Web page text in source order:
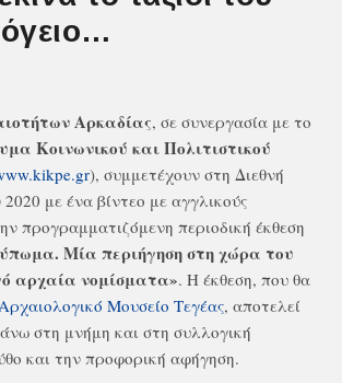
Αρκαδίας, σε συνεργασία με το
Κοινωνικού και Πολιτιστικού
), συμμετέχουν στη Διεθνή
με ένα βίντεο με αγγλικούς
προγραμματιζόμενη περιοδική έκθεση
Μία περιήγηση στη χώρα του
αρχαία νομίσματα». Η έκθεση, που θα
Μουσείο Τεγέας, αποτελεί
στη μνήμη και στη συλλογική
και την προφορική αφήγηση.